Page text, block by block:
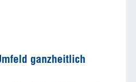
ganzheitlich